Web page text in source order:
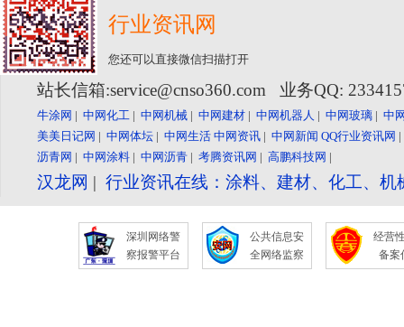
行业资讯网
您还可以直接微信扫描打开
站长信箱:service@cnso360.com 业务QQ:
牛涂网 | 中网化工 | 中网机械 | 中网建材 | 中网机器人 | 中网玻璃 | 中
美美日记网 | 中网体坛 | 中网生活 中网资讯 | 中网新闻 QQ行业资讯网
沥青网 | 中网涂料 | 中网沥青 | 考腾资讯网 | 高鹏科技网 |
汉龙网 | 行业资讯在线：涂料、建材、化工、
深圳网络警
察报警平台
公共信息安
全网络监察
经营
备案